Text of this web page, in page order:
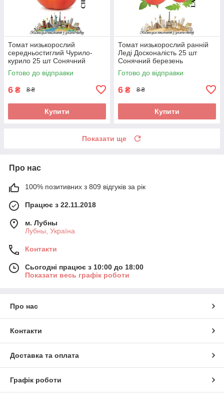
Томат низькорослий
середньостиглий Чурило-
курило 25 шт Сонячний
березень
Готово до відправки
6 ₴ 8 ₴
Купити
Томат низькорослий ранній
Леді Досконалість 25 шт
Сонячний березень
Готово до відправки
6 ₴ 8 ₴
Купити
Показати ще
Про нас
100% позитивних з 809 відгуків за рік
Працює з 22.11.2018
м. Лубны
Лубны, Україна
Контакти
Сьогодні працює з 10:00 до 18:00
Показати весь графік роботи
Про нас
Контакти
Доставка та оплата
Графік роботи